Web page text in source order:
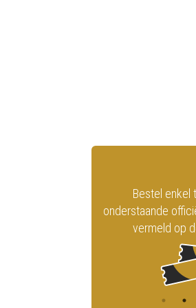
officiële verkoopkanalen
vermeld op deze website.